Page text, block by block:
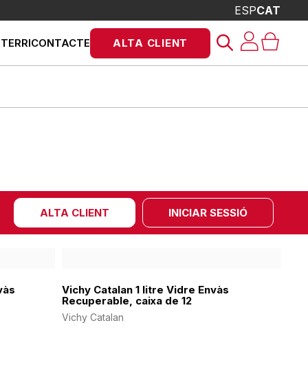
ESPCAT
CONTACTE
Products
search
ALTA CLIENT
ALTA CLIENT INICIAR SESSIÓ
Vichy Catalan 1 litre Vidre Envàs
Recuperable, caixa de 12
Vichy Catalan